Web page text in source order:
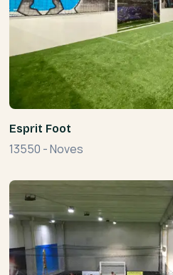
Esprit Foot
13550 -Noves